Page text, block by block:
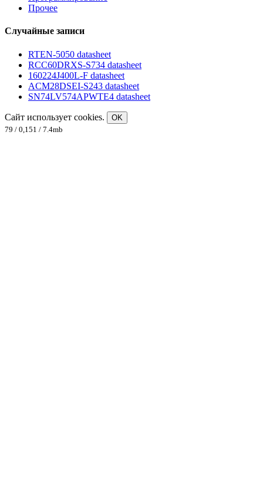
Прочее
Случайные записи
RTEN-5050 datasheet
RCC60DRXS-S734 datasheet
160224J400L-F datasheet
ACM28DSEI-S243 datasheet
SN74LV574APWTE4 datasheet
Сайт использует cookies.
OK
79 / 0,151 / 7.4mb